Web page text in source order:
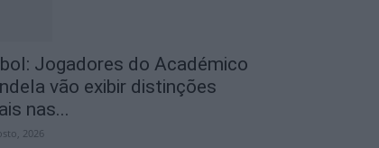
Jogadores do Académico
vão exibir distinções
nas...
2026